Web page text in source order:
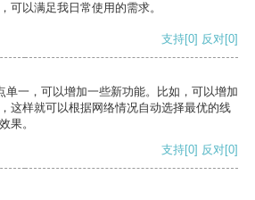
可以满足我日常使用的需求。
支持[0] 反对[0]
单一，可以增加一些新功能。比如，可以增加
这样就可以根据网络情况自动选择最优的线
果。
支持[0] 反对[0]